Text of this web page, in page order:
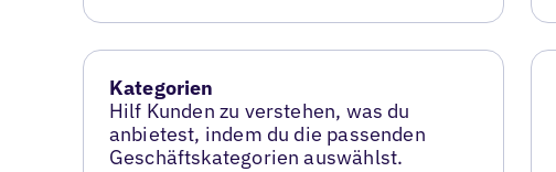
Kategorien
Hilf Kunden zu verstehen, was du
anbietest, indem du die passenden
Geschäftskategorien auswählst.